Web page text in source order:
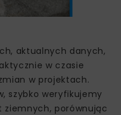
aktualnych danych,
w czasie
w projektach.
szybko weryfikujemy
ziemnych, porównując